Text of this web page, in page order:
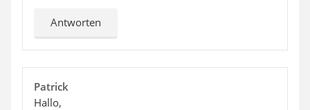
Antworten
Patrick
Hallo,